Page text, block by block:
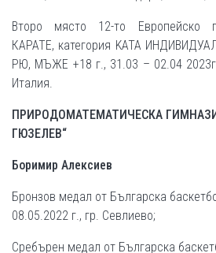
Второ място 12-то Европейско
КАРАТЕ, категория KATA
РЮ, МЪЖЕ +18 г., 31.03 – 02.04
Италия.
ПРИРОДОМАТЕМАТИЧЕСКА
ГЮЗЕЛЕВ“
Боримир Алексиев
Бронзов медал от Българска
08.05.2022 г., гр. Севлиево;
Сребърен медал от Българска